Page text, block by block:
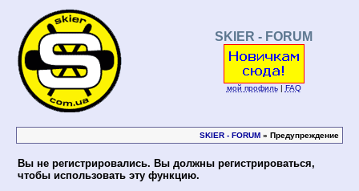
SKIER - FORUM
мой профиль| FAQ
SKIER - FORUM » Предупреждение
Вы не регистрировались. Вы должны регистрироваться,
чтобы использовать эту функцию.